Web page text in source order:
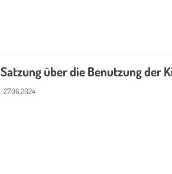
Satzung über die Benutzung der
27.06.2024